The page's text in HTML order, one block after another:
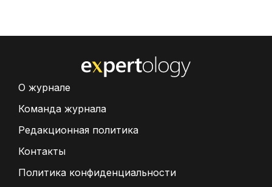
О журнале
Команда журнала
Редакционная политика
Контакты
Политика конфиденциальности